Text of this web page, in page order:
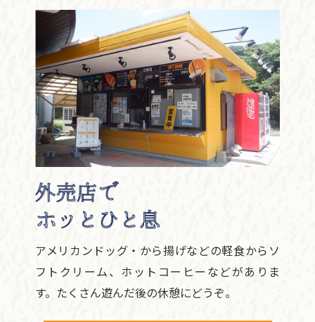
アメリカンドッグ・から揚げなどの軽食からソ
フトクリーム、ホットコーヒーなどがありま
す。たくさん遊んだ後の休憩にどうぞ。